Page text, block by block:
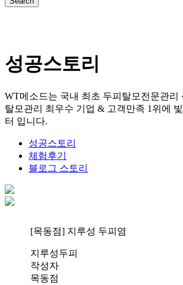
성공스토리
WT메소드는 국내 최초 두피탈모전문관리
탈모관리 최우수 기업 & 고객만족 1위에
터 입니다.
성공스토리
체험후기
블로그 스토리
[목동점] 지루성 두피염
지루성두피
작성자
목동점